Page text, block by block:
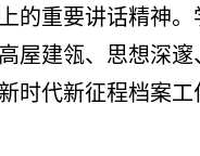
的重要讲话精神
屋建瓴、思想深
时代新征程档案